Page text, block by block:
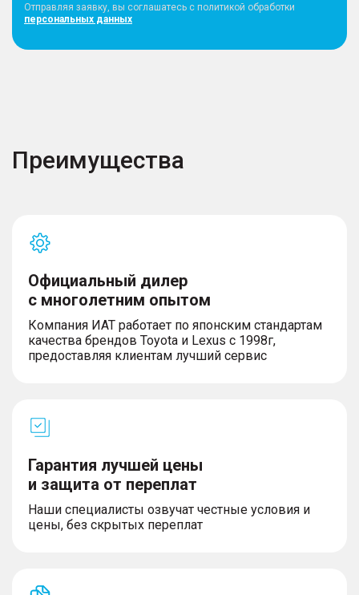
Отправляя заявку, вы соглашатесь с политикой обработки
персональных данных
Преимущества
Официальный дилер
с многолетним опытом
Компания ИАТ работает по японским стандартам
качества брендов Toyota и Lexus с 1998г,
предоставляя клиентам лучший сервис
Гарантия лучшей цены
и защита от переплат
Наши специалисты озвучат честные условия и
цены, без скрытых переплат